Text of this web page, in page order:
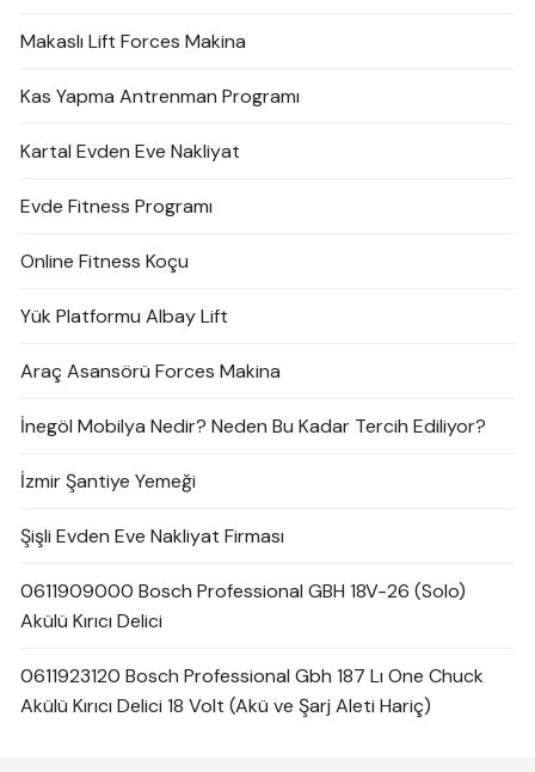
Makaslı Lift Forces Makina
Kas Yapma Antrenman Programı
Kartal Evden Eve Nakliyat
Evde Fitness Programı
Online Fitness Koçu
Yük Platformu Albay Lift
Araç Asansörü Forces Makina
İnegöl Mobilya Nedir? Neden Bu Kadar Tercih Ediliyor?
İzmir Şantiye Yemeği
Şişli Evden Eve Nakliyat Firması
0611909000 Bosch Professional GBH 18V-26 (Solo)
Akülü Kırıcı Delici
0611923120 Bosch Professional Gbh 187 Lı One Chuck
Akülü Kırıcı Delici 18 Volt (Akü ve Şarj Aleti Hariç)